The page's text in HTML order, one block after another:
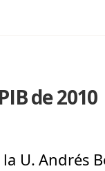
de 2010
U. Andrés